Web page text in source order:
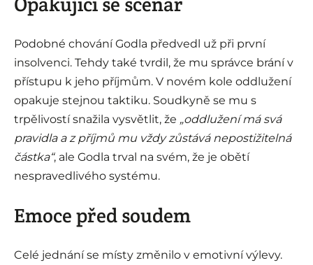
Podobné chování Godla předvedl už při první
insolvenci. Tehdy také tvrdil, že mu správce brání v
přístupu k jeho příjmům. V novém kole oddlužení
opakuje stejnou taktiku. Soudkyně se mu s
trpělivostí snažila vysvětlit, že „oddlužení má svá
pravidla a z příjmů mu vždy zůstává nepostižitelná
částka“, ale Godla trval na svém, že je obětí
nespravedlivého systému.
Emoce před soudem
Celé jednání se místy změnilo v emotivní výlevy.